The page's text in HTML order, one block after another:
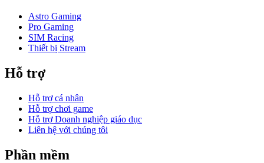
Astro Gaming
Pro Gaming
SIM Racing
Thiết bị Stream
Hỗ trợ
Hỗ trợ cá nhân
Hỗ trợ chơi game
Hỗ trợ Doanh nghiệp giáo dục
Liên hệ với chúng tôi
Phần mềm